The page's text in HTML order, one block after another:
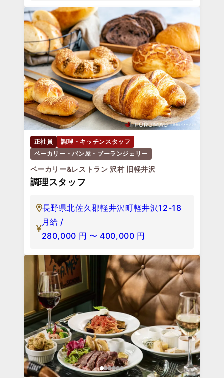
正社員
調理・キッチンスタッフ
ベーカリー・パン屋・ブーランジェリー
ベーカリー&レストラン 沢村 旧軽井沢
調理スタッフ
長野県北佐久郡軽井沢町軽井沢12-18
月給 /
280,000 円 〜 400,000 円